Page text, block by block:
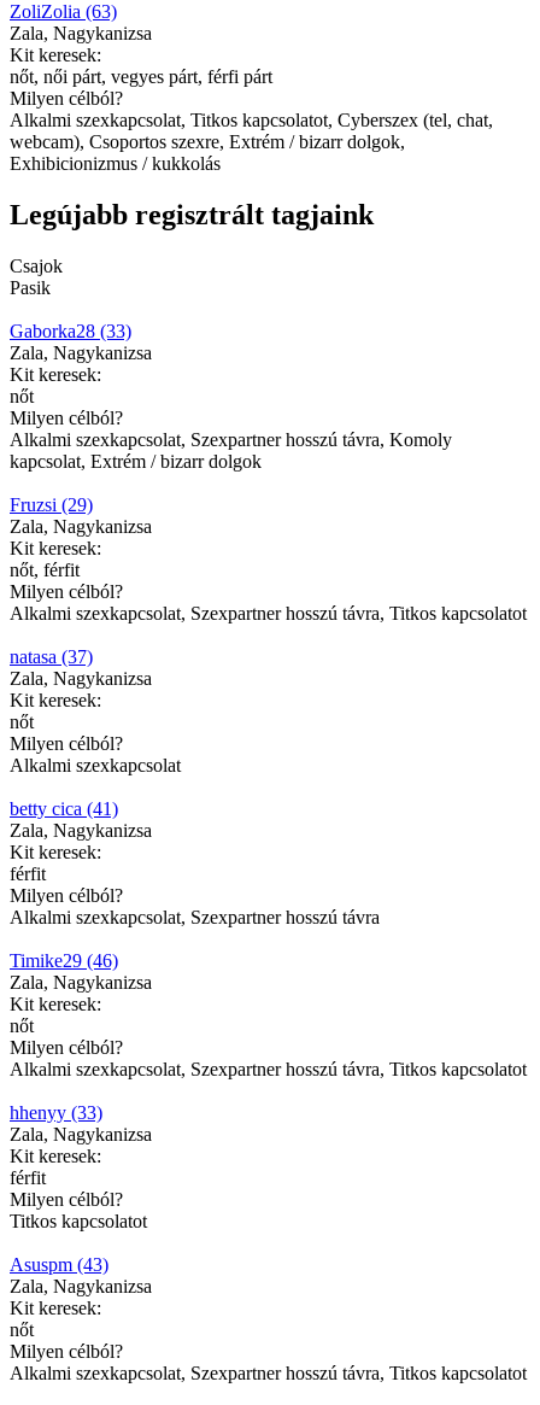
ZoliZolia (63)
Zala, Nagykanizsa
Kit keresek:
nőt, női párt, vegyes párt, férfi párt
Milyen célból?
Alkalmi szexkapcsolat, Titkos kapcsolatot, Cyberszex (tel, chat,
webcam), Csoportos szexre, Extrém / bizarr dolgok,
Exhibicionizmus / kukkolás
Legújabb regisztrált tagjaink
Csajok
Pasik
Gaborka28 (33)
Zala, Nagykanizsa
Kit keresek:
nőt
Milyen célból?
Alkalmi szexkapcsolat, Szexpartner hosszú távra, Komoly
kapcsolat, Extrém / bizarr dolgok
Fruzsi (29)
Zala, Nagykanizsa
Kit keresek:
nőt, férfit
Milyen célból?
Alkalmi szexkapcsolat, Szexpartner hosszú távra, Titkos kapcsolatot
natasa (37)
Zala, Nagykanizsa
Kit keresek:
nőt
Milyen célból?
Alkalmi szexkapcsolat
betty cica (41)
Zala, Nagykanizsa
Kit keresek:
férfit
Milyen célból?
Alkalmi szexkapcsolat, Szexpartner hosszú távra
Timike29 (46)
Zala, Nagykanizsa
Kit keresek:
nőt
Milyen célból?
Alkalmi szexkapcsolat, Szexpartner hosszú távra, Titkos kapcsolatot
hhenyy (33)
Zala, Nagykanizsa
Kit keresek:
férfit
Milyen célból?
Titkos kapcsolatot
Asuspm (43)
Zala, Nagykanizsa
Kit keresek:
nőt
Milyen célból?
Alkalmi szexkapcsolat, Szexpartner hosszú távra, Titkos kapcsolatot